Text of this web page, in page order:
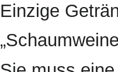
Einzige